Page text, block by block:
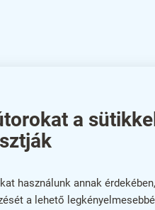
a
használunk annak
a lehető
irodák vagy üzletek
Négy különálló
így segítve a könnyű
szórólapok azonosítását
bármilyen